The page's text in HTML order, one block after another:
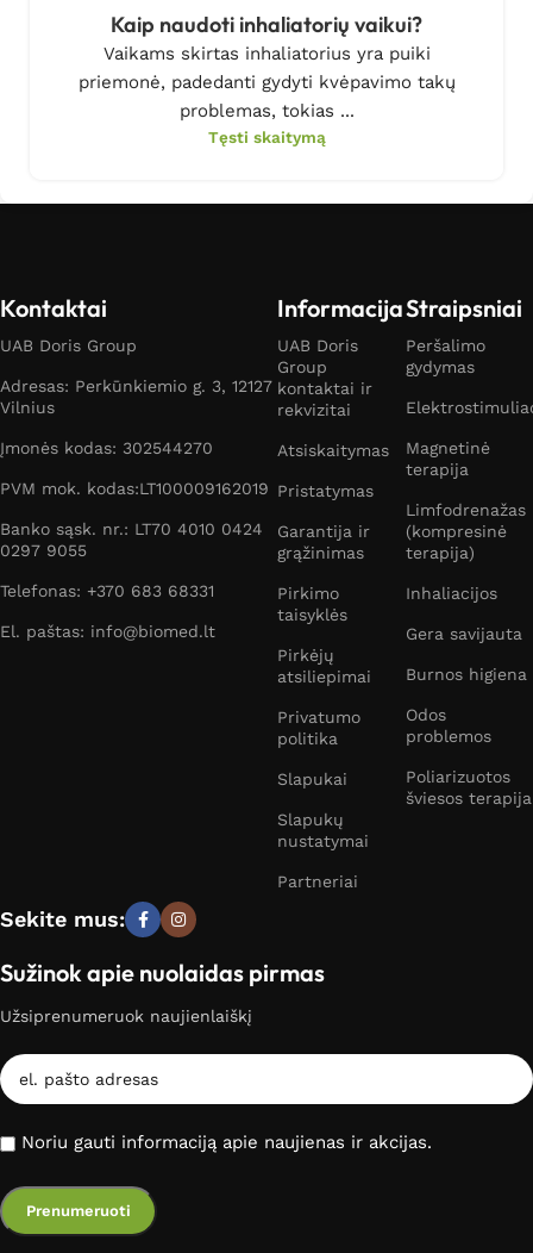
Kaip naudoti inhaliatorių vaikui?
Vaikams skirtas inhaliatorius yra puiki
priemonė, padedanti gydyti kvėpavimo takų
problemas, tokias ...
Tęsti skaitymą
Kontaktai
UAB Doris Group
Adresas: Perkūnkiemio g. 3, 12127
Vilnius
Įmonės kodas: 302544270
PVM mok. kodas:LT100009162019
Banko sąsk. nr.: LT70 4010 0424
0297 9055
Telefonas: +370 683 68331
El. paštas: info@biomed.lt
Informacija
UAB Doris
Group
kontaktai ir
rekvizitai
Atsiskaitymas
Pristatymas
Garantija ir
grąžinimas
Pirkimo
taisyklės
Pirkėjų
atsiliepimai
Privatumo
politika
Slapukai
Slapukų
nustatymai
Partneriai
Straipsniai
Peršalimo
gydymas
Magnetinė
terapija
Limfodrenažas
(kompresinė
terapija)
Inhaliacijos
Gera savijauta
Burnos higiena
Odos
problemos
Poliarizuotos
šviesos terapija
Sekite mus:
Sužinok apie nuolaidas pirmas
Užsiprenumeruok naujienlaiškį
Noriu gauti informaciją apie naujienas ir akcijas.